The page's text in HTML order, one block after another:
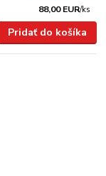
88,00 EUR/ks
Pridať do košíka